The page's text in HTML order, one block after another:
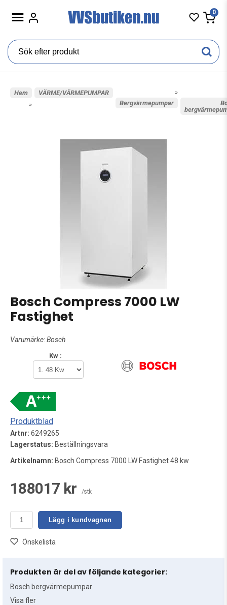
0
Hem
»
VÄRME/VÄRMEPUMPAR
»
Bergvärmepumpar
Bosch Compress 7000 LW
Fastighet
Varumärke:Bosch
Kw :
Produktblad
Artnr: 6249265
Lagerstatus: Beställningsvara
Artikelnamn: Bosch Compress 7000 LW Fastighet 48 kw
188017 kr /stk
Lägg i kundvagnen
Önskelista
Produkten är del av följande kategorier:
Bosch bergvärmepumpar
Visa fler